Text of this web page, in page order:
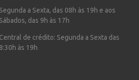
Segunda a Sexta, das 08h às 19h e aos
Sábados, das 9h às 17h
Central de crédito: Segunda a Sexta das
8:30h às 19h